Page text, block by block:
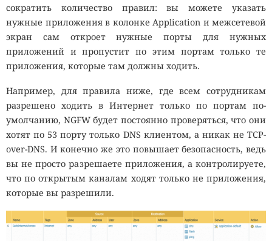
сократить количество правил: вы можете указать
нужные приложения в колонке Application и межсетевой
экран сам откроет нужные порты для нужных
приложений и пропустит по этим портам только те
приложения, которые там должны ходить.
Например, для правила ниже, где всем сотрудникам
разрешено ходить в Интернет только по портам по-
умолчанию, NGFW будет постоянно проверяться, что они
хотят по 53 порту только DNS клиентом, а никак не TCP-
over-DNS. И конечно же это повышает безопасность, ведь
вы не просто разрешаете приложения, а контролируете,
что по открытым каналам ходят только не приложения,
которые вы разрешили.